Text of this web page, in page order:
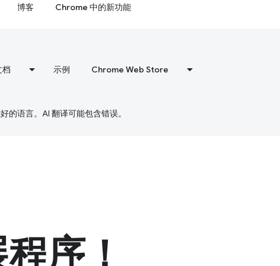
博客 Chrome 中的新功能
档 示例 Chrome Web Store
的语言。AI 翻译可能包含错误。
序！